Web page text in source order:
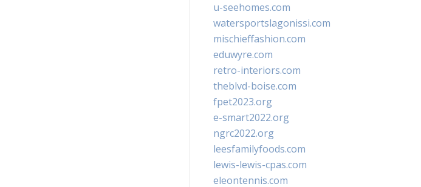
u-seehomes.com
watersportslagonissi.com
mischieffashion.com
eduwyre.com
retro-interiors.com
theblvd-boise.com
fpet2023.org
e-smart2022.org
ngrc2022.org
leesfamilyfoods.com
lewis-lewis-cpas.com
eleontennis.com